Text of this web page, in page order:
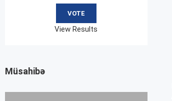
View Results
Müsahibə